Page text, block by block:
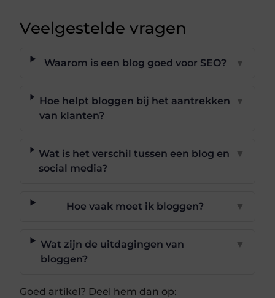
Veelgestelde vragen
Waarom is een blog goed voor SEO? ▼
Hoe helpt bloggen bij het aantrekken
van klanten?
▼
Wat is het verschil tussen een blog en
social media?
▼
Hoe vaak moet ik bloggen? ▼
Wat zijn de uitdagingen van
bloggen?
▼
Goed artikel? Deel hem dan op: